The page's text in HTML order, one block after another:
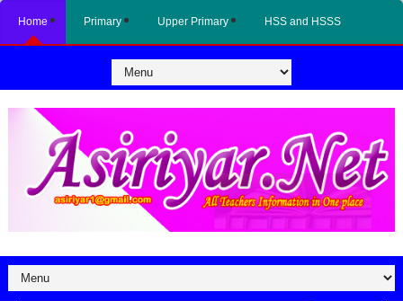
Home Primary Upper Primary HSS and HSSS